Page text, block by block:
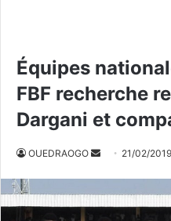
Équipes
FBF recherche
Dargani et
OUEDRAOGO
o
21/02/2019